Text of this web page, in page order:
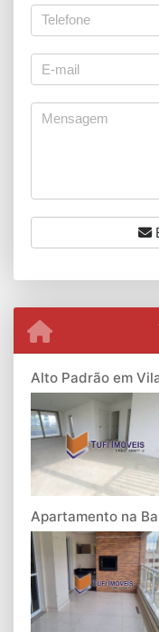
Alto Padrão em
Apartamento na